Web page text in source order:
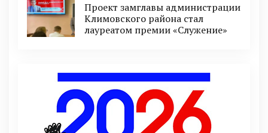
Проект замглавы администрации
Климовского района стал
лауреатом премии «Служение»